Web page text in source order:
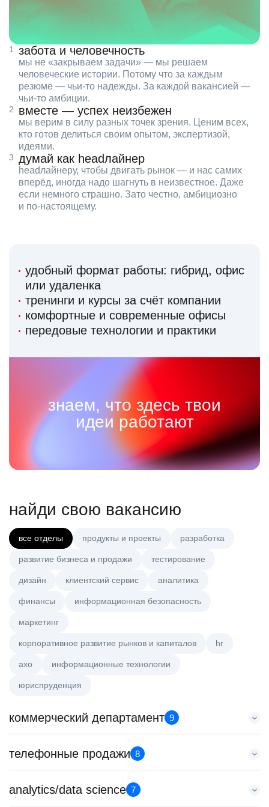
забота и человечность
мы не «закрываем задачи» — мы решаем
человеческие истории. Потому что за каждым
резюме — чьи‑то надежды. За каждой вакансией —
чьи‑то амбиции.
вместе — успех неизбежен
мы верим в силу разных точек зрения. Ценим всех,
кто готов делиться своим опытом, экспертизой,
идеями.
думай как headлайнер
headлайнеру, чтобы двигать рынок — и нас самих
вперёд, иногда надо шагнуть в неизвестное. Даже
если немного страшно. Зато честно, амбициозно
и по‑настоящему.
удобный формат работы: гибрид, офис
или удаленка
тренинги и курсы за счёт компании
комфортные и современные офисы
передовые технологии и практики
знаем, что здесь твои
идеи работают
найди свою вакансию
все отделы продукты и проекты разработка
развитие бизнеса и продажи тестирование
дизайн клиентский сервис аналитика
финансы информационная безопасность
маркетинг
корпоративное развитие рынков и капиталов hr
axo информационные технологии
юриспруденция
коммерческий департамент 9
Тренер по развитию компетенций продаж
HeadHunter::Коммерческий департамент
з/п не указана
телефонные продажи 8
Менеджер по продажам в сегменте малого и среднего
бизнеса
analytics/data science 7